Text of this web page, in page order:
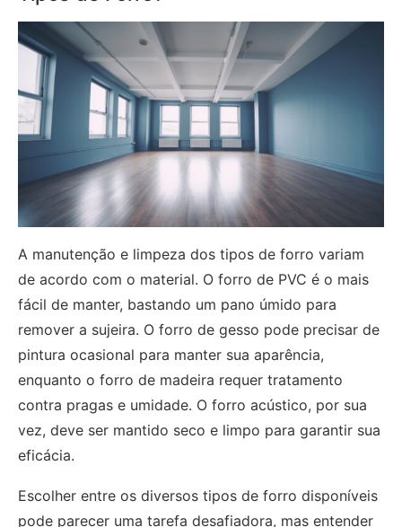
A manutenção e limpeza dos tipos de forro variam
de acordo com o material. O forro de PVC é o mais
fácil de manter, bastando um pano úmido para
remover a sujeira. O forro de gesso pode precisar de
pintura ocasional para manter sua aparência,
enquanto o forro de madeira requer tratamento
contra pragas e umidade. O forro acústico, por sua
vez, deve ser mantido seco e limpo para garantir sua
eficácia.
Escolher entre os diversos tipos de forro disponíveis
pode parecer uma tarefa desafiadora, mas entender